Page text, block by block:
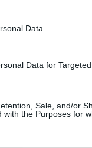
Data.
Data for Targeted
Sale, and/or
the Purposes for
Δήμαρχος
2026 με
δισ. ευρώ